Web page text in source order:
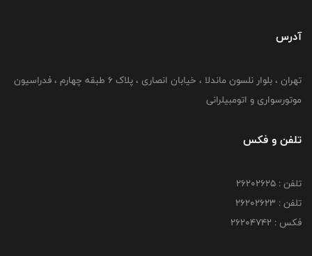
آدرس
تهران ، بلوار نلسون ماندلا ، خیابان انصاری ، پلاک ۶ طبقه چهارم ، فدراسیون
موتورسواری و اتومبیلرانی
تلفن و فکس
تلفن : ۲۶۲۰۲۶۲۵
تلفن : ۲۶۲۰۲۶۲۳
فکس : ۲۶۲۰۴۷۴۲